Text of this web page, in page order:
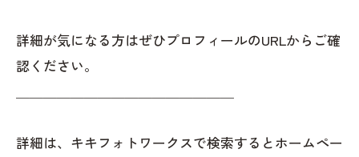
詳細が気になる方はぜひプロフィールのURLからご確
認ください。
詳細は、キキフォトワークスで検索するとホームペー